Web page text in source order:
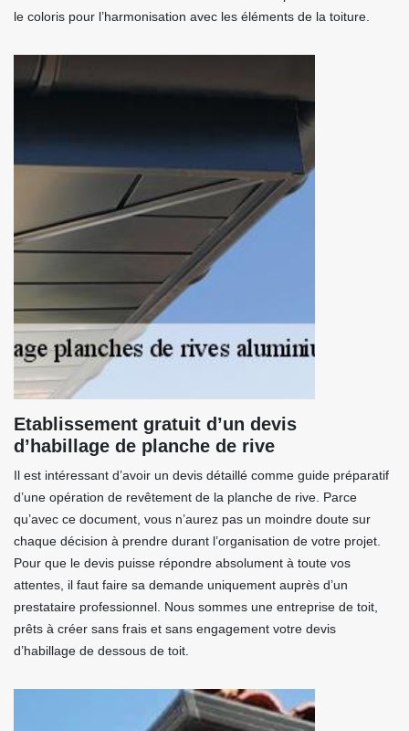
le coloris pour l’harmonisation avec les éléments de la toiture.
Etablissement gratuit d’un devis
d’habillage de planche de rive
Il est intéressant d’avoir un devis détaillé comme guide préparatif
d’une opération de revêtement de la planche de rive. Parce
qu’avec ce document, vous n’aurez pas un moindre doute sur
chaque décision à prendre durant l’organisation de votre projet.
Pour que le devis puisse répondre absolument à toute vos
attentes, il faut faire sa demande uniquement auprès d’un
prestataire professionnel. Nous sommes une entreprise de toit,
prêts à créer sans frais et sans engagement votre devis
d’habillage de dessous de toit.